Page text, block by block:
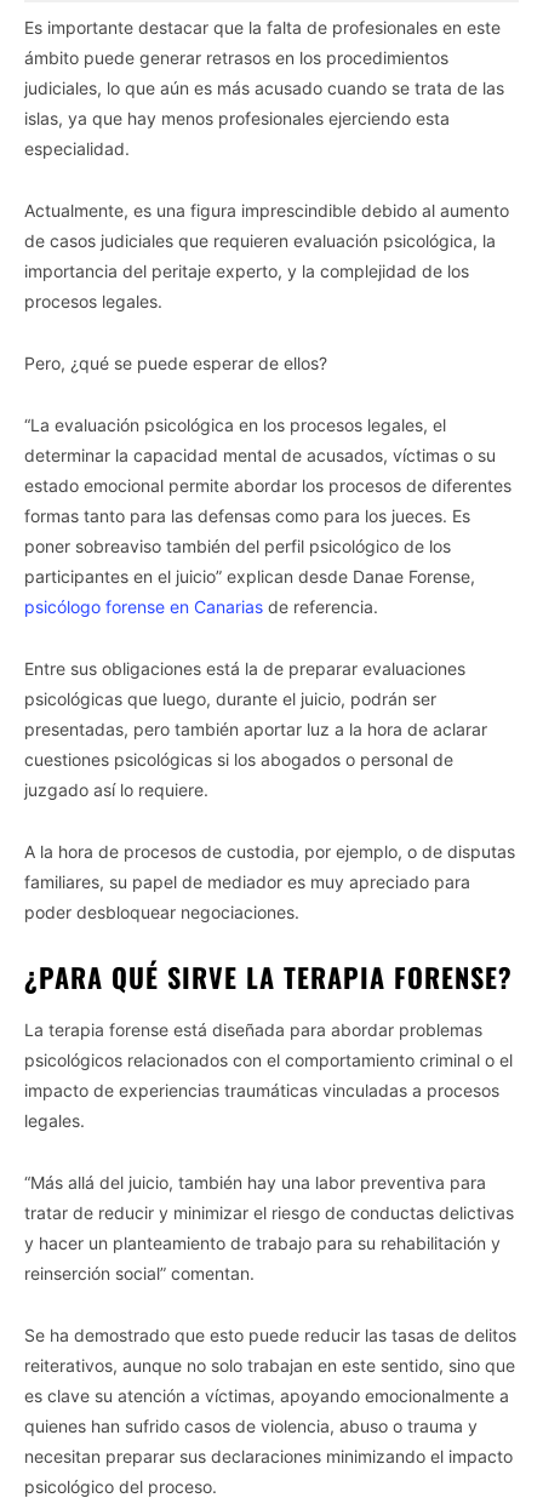
Es importante destacar que la falta de profesionales en este
ámbito puede generar retrasos en los procedimientos
judiciales, lo que aún es más acusado cuando se trata de las
islas, ya que hay menos profesionales ejerciendo esta
especialidad.
Actualmente, es una figura imprescindible debido al aumento
de casos judiciales que requieren evaluación psicológica, la
importancia del peritaje experto, y la complejidad de los
procesos legales.
Pero, ¿qué se puede esperar de ellos?
“La evaluación psicológica en los procesos legales, el
determinar la capacidad mental de acusados, víctimas o su
estado emocional permite abordar los procesos de diferentes
formas tanto para las defensas como para los jueces. Es
poner sobreaviso también del perfil psicológico de los
participantes en el juicio” explican desde Danae Forense,
psicólogo forense en Canarias de referencia.
Entre sus obligaciones está la de preparar evaluaciones
psicológicas que luego, durante el juicio, podrán ser
presentadas, pero también aportar luz a la hora de aclarar
cuestiones psicológicas si los abogados o personal de
juzgado así lo requiere.
A la hora de procesos de custodia, por ejemplo, o de disputas
familiares, su papel de mediador es muy apreciado para
poder desbloquear negociaciones.
¿PARA QUÉ SIRVE LA TERAPIA FORENSE?
La terapia forense está diseñada para abordar problemas
psicológicos relacionados con el comportamiento criminal o el
impacto de experiencias traumáticas vinculadas a procesos
legales.
“Más allá del juicio, también hay una labor preventiva para
tratar de reducir y minimizar el riesgo de conductas delictivas
y hacer un planteamiento de trabajo para su rehabilitación y
reinserción social” comentan.
Se ha demostrado que esto puede reducir las tasas de delitos
reiterativos, aunque no solo trabajan en este sentido, sino que
es clave su atención a víctimas, apoyando emocionalmente a
quienes han sufrido casos de violencia, abuso o trauma y
necesitan preparar sus declaraciones minimizando el impacto
psicológico del proceso.